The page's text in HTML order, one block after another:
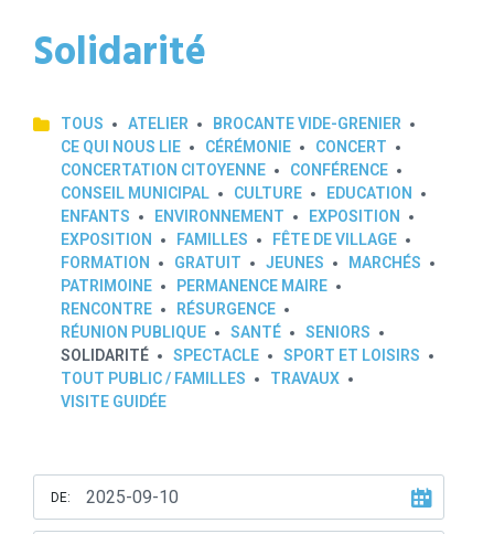
Solidarité
TOUS ATELIER
BROCANTE VIDE-GRENIER
CE QUI NOUS LIE
CÉRÉMONIE
CONCERT
CONCERTATION CITOYENNE
CONFÉRENCE
CONSEIL MUNICIPAL
CULTURE
EDUCATION
ENFANTS
ENVIRONNEMENT
EXPOSITION
EXPOSITION
FAMILLES
FÊTE DE VILLAGE
FORMATION
GRATUIT JEUNES
MARCHÉS
PATRIMOINE
PERMANENCE MAIRE
RENCONTRE
RÉSURGENCE
RÉUNION PUBLIQUE
SANTÉ
SENIORS
SOLIDARITÉ
SPECTACLE
SPORT ET LOISIRS
TOUT PUBLIC / FAMILLES
TRAVAUX
VISITE GUIDÉE
DE: